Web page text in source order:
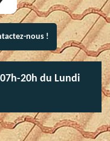
nous !
20h du Lundi